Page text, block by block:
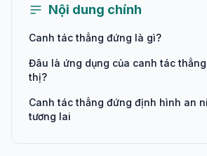
Nội dung chính
Canh tác thẳng đứng là gì?
Đâu là ứng dụng của canh tác
thị?
Canh tác thẳng đứng định hình an
tương lai